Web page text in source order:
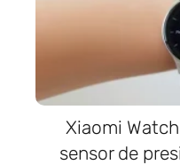
Xiaomi
sensor de